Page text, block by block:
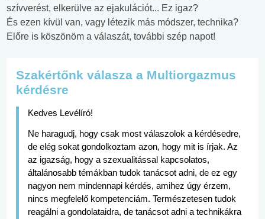
szívverést, elkerülve az ejakulációt... Ez igaz?
És ezen kívül van, vagy létezik más módszer, technika?
Előre is köszönöm a válaszát, további szép napot!
Szakértőnk válasza a Multiorgazmus
kérdésre
Kedves Levélíró!
Ne haragudj, hogy csak most válaszolok a kérdésedre,
de elég sokat gondolkoztam azon, hogy mit is írjak. Az
az igazság, hogy a szexualitással kapcsolatos,
általánosabb témákban tudok tanácsot adni, de ez egy
nagyon nem mindennapi kérdés, amihez úgy érzem,
nincs megfelelő kompetenciám. Természetesen tudok
reagálni a gondolataidra, de tanácsot adni a technikákra